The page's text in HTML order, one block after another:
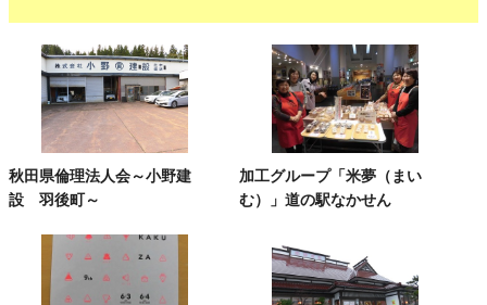
秋田県倫理法人会～小野建
設 羽後町～
加工グループ「米夢（まい
む）」道の駅なかせん